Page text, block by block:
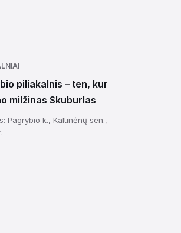
piliakalnis – ten, kur
milžinas Skuburlas
Pagrybio k., Kaltinėnų sen.,